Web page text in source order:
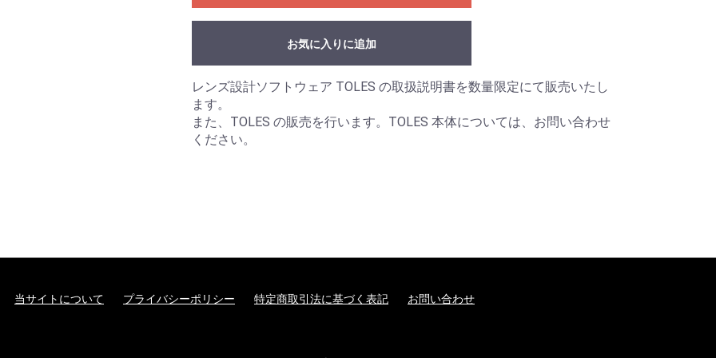
お気に入りに追加
レンズ設計ソフトウェア TOLES の取扱説明書を数量限定にて販売いたし
ます。
また、TOLES の販売を行います。TOLES 本体については、お問い合わせ
ください。
当サイトについて プライバシーポリシー 特定商取引法に基づく表記 お問い合わせ